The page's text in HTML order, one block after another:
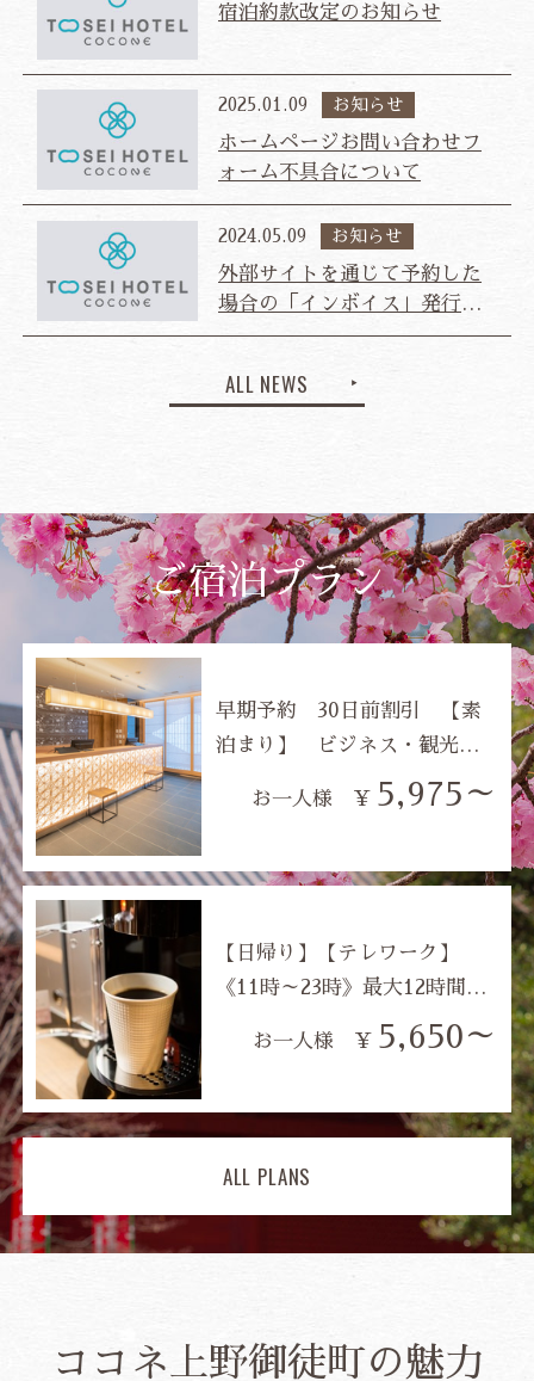
宿泊約款改定のお知らせ
2025.01.09 お知らせ
ホームページお問い合わせフ
ォーム不具合について
2024.05.09 お知らせ
外部サイトを通じて予約した
場合の「インボイス」発行に
ついて
ALL NEWS
ご宿泊プラン
早期予約 30日前割引 【素
泊まり】 ビジネス・観光
に！JR御徒町駅より徒歩2分
お一人様 ¥ 5,975～
【日帰り】【テレワーク】
《11時～23時》最大12時間利
用可能！JR御徒町駅南口目の
前！◆Wi-Fi完備◆無料ドリン
お一人様 ¥ 5,650～
ALL PLANS
ココネ上野御徒町の魅力